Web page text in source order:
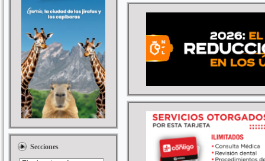
Secciones